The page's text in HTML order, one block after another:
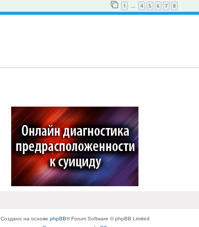
1 … 4 5 6 7 8
Создано на основе phpBB® Forum Software © phpBB Limited